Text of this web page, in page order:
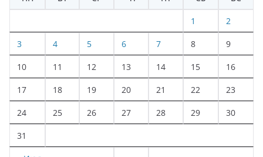
1 2
3 4 5 6 7 8 9
10 11 12 13 14 15 16
17 18 19 20 21 22 23
24 25 26 27 28 29 30
31